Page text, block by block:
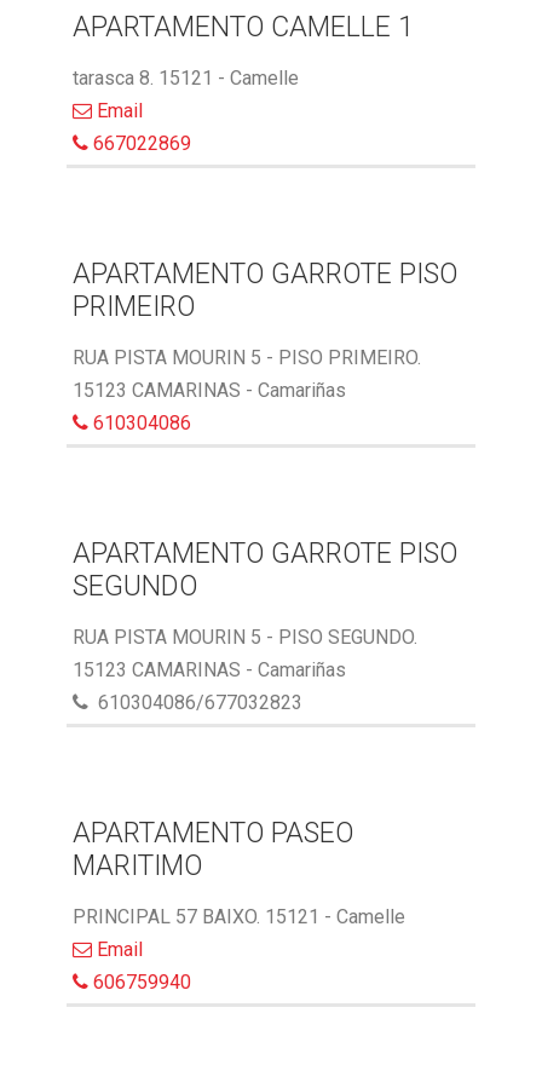
APARTAMENTO CAMELLE 1
tarasca 8. 15121 - Camelle
Email
667022869
APARTAMENTO GARROTE PISO
PRIMEIRO
RUA PISTA MOURIN 5 - PISO PRIMEIRO.
15123 CAMARINAS - Camariñas
610304086
APARTAMENTO GARROTE PISO
SEGUNDO
RUA PISTA MOURIN 5 - PISO SEGUNDO.
15123 CAMARINAS - Camariñas
610304086/677032823
APARTAMENTO PASEO
MARITIMO
PRINCIPAL 57 BAIXO. 15121 - Camelle
Email
606759940